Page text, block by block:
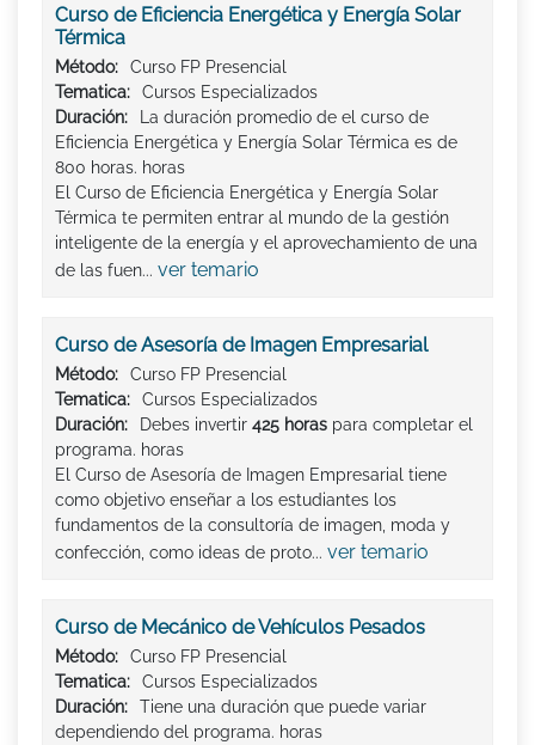
Curso de Eficiencia Energética y Energía Solar
Térmica
Método:
Curso FP Presencial
Tematica:
Cursos Especializados
Duración:
La duración promedio de el curso de
Eficiencia Energética y Energía Solar Térmica es de
800 horas. horas
El Curso de Eficiencia Energética y Energía Solar
Térmica te permiten entrar al mundo de la gestión
inteligente de la energía y el aprovechamiento de una
de las fuen... ver temario
Curso de Asesoría de Imagen Empresarial
Método:
Curso FP Presencial
Tematica:
Cursos Especializados
Duración:
Debes invertir 425 horas para completar el
programa. horas
El Curso de Asesoría de Imagen Empresarial tiene
como objetivo enseñar a los estudiantes los
fundamentos de la consultoría de imagen, moda y
confección, como ideas de proto... ver temario
Curso de Mecánico de Vehículos Pesados
Método:
Curso FP Presencial
Tematica:
Cursos Especializados
Duración:
Tiene una duración que puede variar
dependiendo del programa. horas